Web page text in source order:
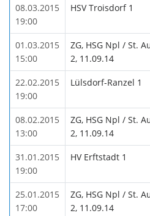
08.03.2015
19:00
HSV Troisdorf 1
01.03.2015
15:00
ZG, HSG Npl / St.
2, 11.09.14
22.02.2015
19:00
Lülsdorf-Ranzel 1
08.02.2015
13:00
ZG, HSG Npl / St.
2, 11.09.14
31.01.2015
19:00
HV Erftstadt 1
25.01.2015
17:00
ZG, HSG Npl / St.
2, 11.09.14